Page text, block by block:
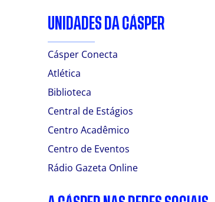
UNIDADES DA CÁSPER
Cásper Conecta
Atlética
Biblioteca
Central de Estágios
Centro Acadêmico
Centro de Eventos
Rádio Gazeta Online